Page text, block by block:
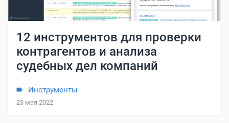
12 инструментов для проверки
контрагентов и анализа
судебных дел компаний
Инструменты
23 мая 2022